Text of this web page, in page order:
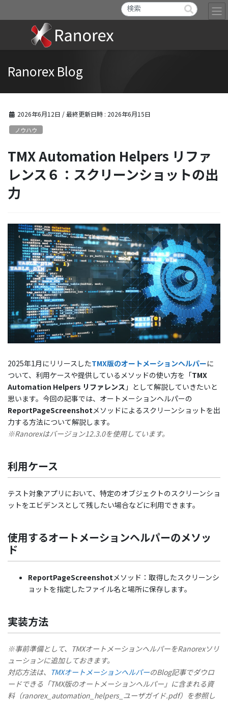
Ranorex Blog
2026年6月12日 / 最終更新日時 : 2026年6月15日
ノウハウ
TMX Automation Helpers リファ
レンス６：スクリーンショットの出
力
2025年1月にリリースしたTMX版のオートメーションヘルパーに
ついて、利用ケースや提供しているメソッドの使い方を「TMX
Automation Helpers リファレンス 」として解説していきたいと
思います。今回の記事では、オートメーションヘルパーの
ReportPageScreenshotメソッドによるスクリーンショットを出
力する方法について解説します。
※Ranorexはバージョン12.3.0を使用しています。
利用ケース
テスト対象アプリにおいて、特定のオブジェクトのスクリーンショ
ットをエビデンスとして残したい場合などに利用できます。
使用するオートメーションヘルパーのメソッ
ド
ReportPageScreenshotメソッド：取得したスクリーンシ
ョットを指定したファイル名と場所に保存します。
実装方法
※事前準備として、TMXオートメーションヘルパーをRanorexソリ
ューションに追加しておきます。
対応方法は、 TMXオートメーションヘルパーのBlog記事でダウロ
ードできる「TMX版のオートメーションヘルパー」に含まれる資
料（ranorex_automation_helpers_ユーザガイド.pdf）を参照し